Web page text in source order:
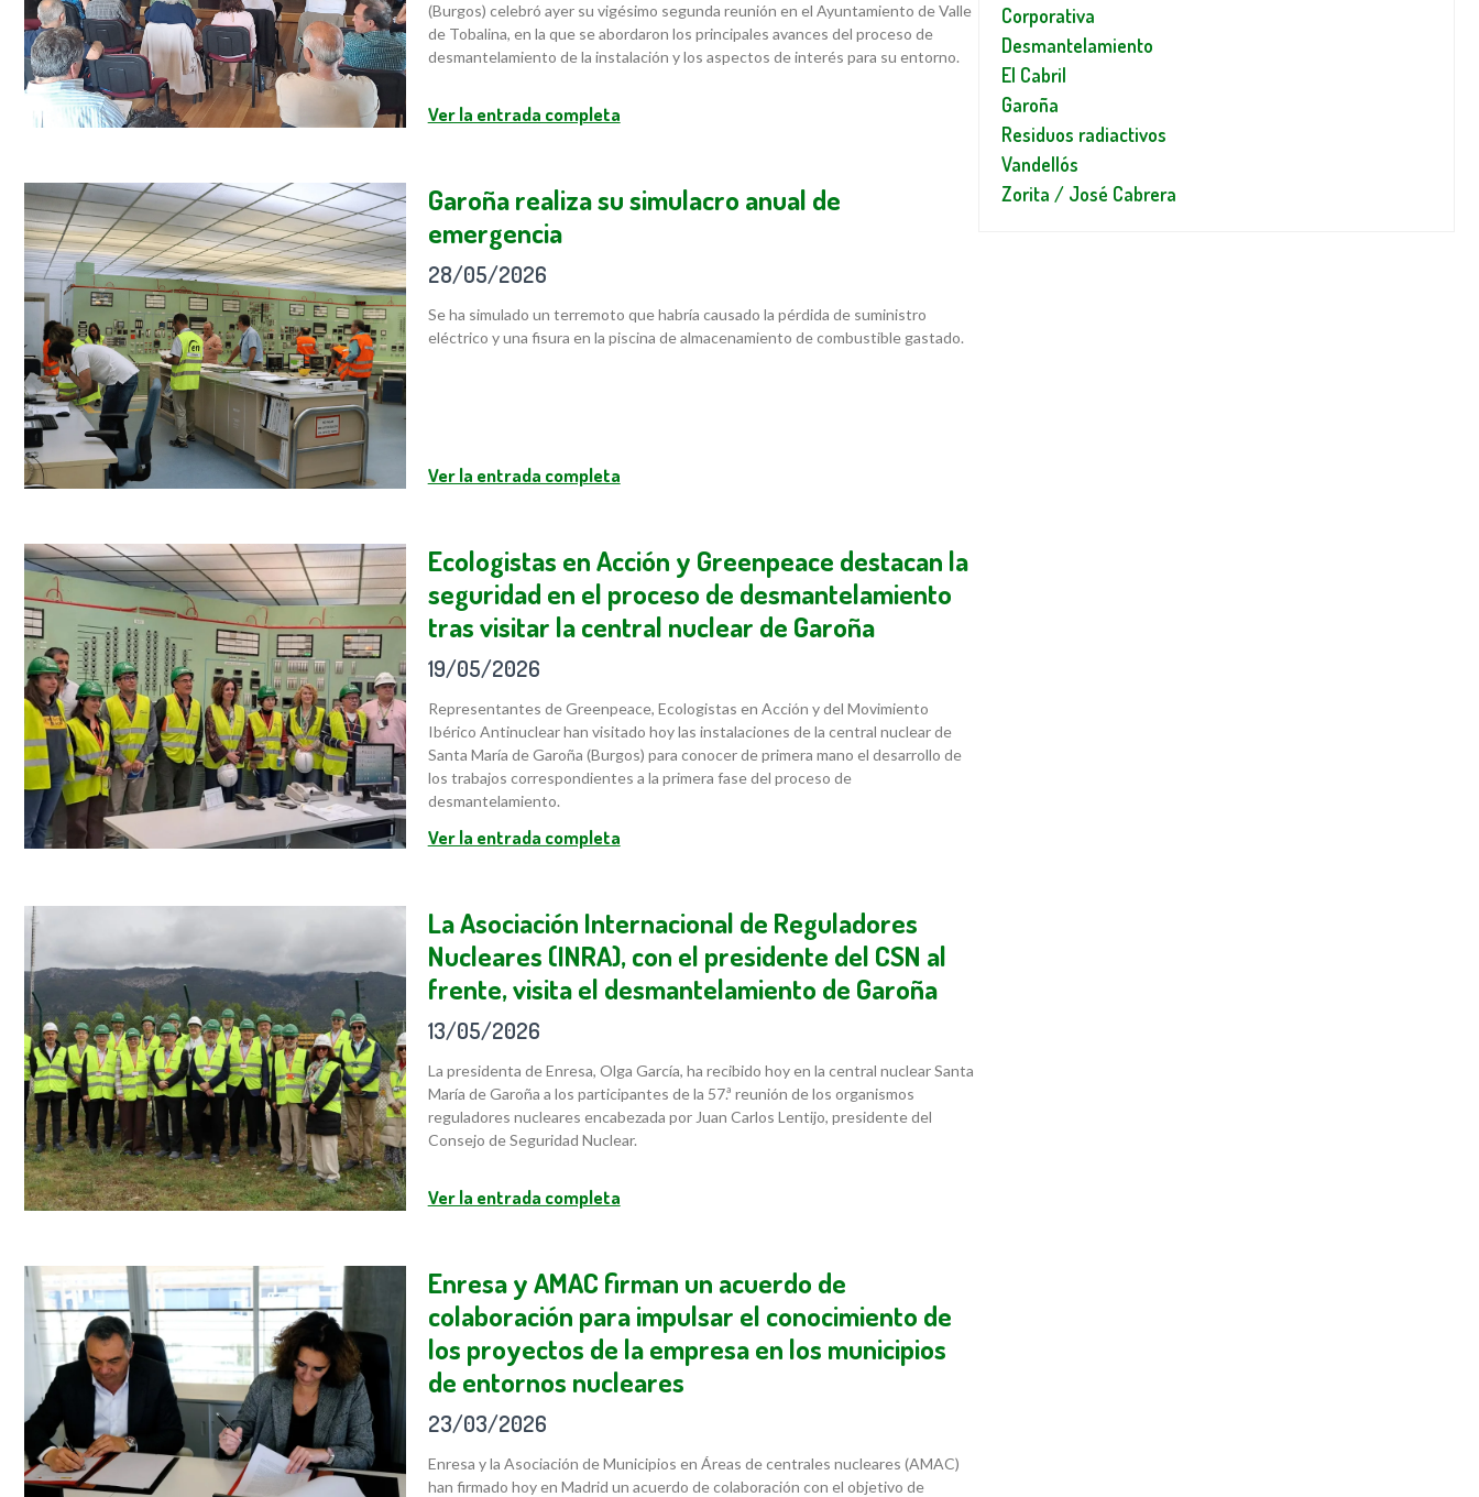
(Burgos) celebró ayer su vigésimo segunda reunión en el Ayuntamiento de Valle
de Tobalina, en la que se abordaron los principales avances del proceso de
desmantelamiento de la instalación y los aspectos de interés para su entorno.
Ver la entrada completa
Garoña realiza su simulacro anual de
emergencia
28/05/2026
Se ha simulado un terremoto que habría causado la pérdida de suministro
eléctrico y una fisura en la piscina de almacenamiento de combustible gastado.
Ver la entrada completa
Ecologistas en Acción y Greenpeace destacan la
seguridad en el proceso de desmantelamiento
tras visitar la central nuclear de Garoña
19/05/2026
Representantes de Greenpeace, Ecologistas en Acción y del Movimiento
Ibérico Antinuclear han visitado hoy las instalaciones de la central nuclear de
Santa María de Garoña (Burgos) para conocer de primera mano el desarrollo de
los trabajos correspondientes a la primera fase del proceso de
desmantelamiento.
Ver la entrada completa
La Asociación Internacional de Reguladores
Nucleares (INRA), con el presidente del CSN al
frente, visita el desmantelamiento de Garoña
13/05/2026
La presidenta de Enresa, Olga García, ha recibido hoy en la central nuclear Santa
María de Garoña a los participantes de la 57.ª reunión de los organismos
reguladores nucleares encabezada por Juan Carlos Lentijo, presidente del
Consejo de Seguridad Nuclear.
Ver la entrada completa
Enresa y AMAC firman un acuerdo de
colaboración para impulsar el conocimiento de
los proyectos de la empresa en los municipios
de entornos nucleares
23/03/2026
Enresa y la Asociación de Municipios en Áreas de centrales nucleares (AMAC)
han firmado hoy en Madrid un acuerdo de colaboración con el objetivo de
Corporativa
Desmantelamiento
El Cabril
Garoña
Residuos radiactivos
Vandellós
Zorita / José Cabrera